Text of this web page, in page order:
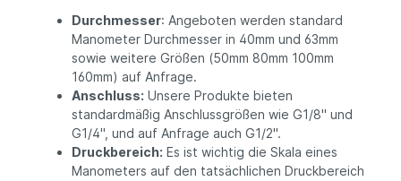
Durchmesser: Angeboten werden standard
Manometer Durchmesser in 40mm und 63mm
sowie weitere Größen (50mm 80mm 100mm
160mm) auf Anfrage.
Anschluss: Unsere Produkte bieten
standardmäßig Anschlussgrößen wie G1/8" und
G1/4", und auf Anfrage auch G1/2".
Druckbereich: Es ist wichtig die Skala eines
Manometers auf den tatsächlichen Druckbereich